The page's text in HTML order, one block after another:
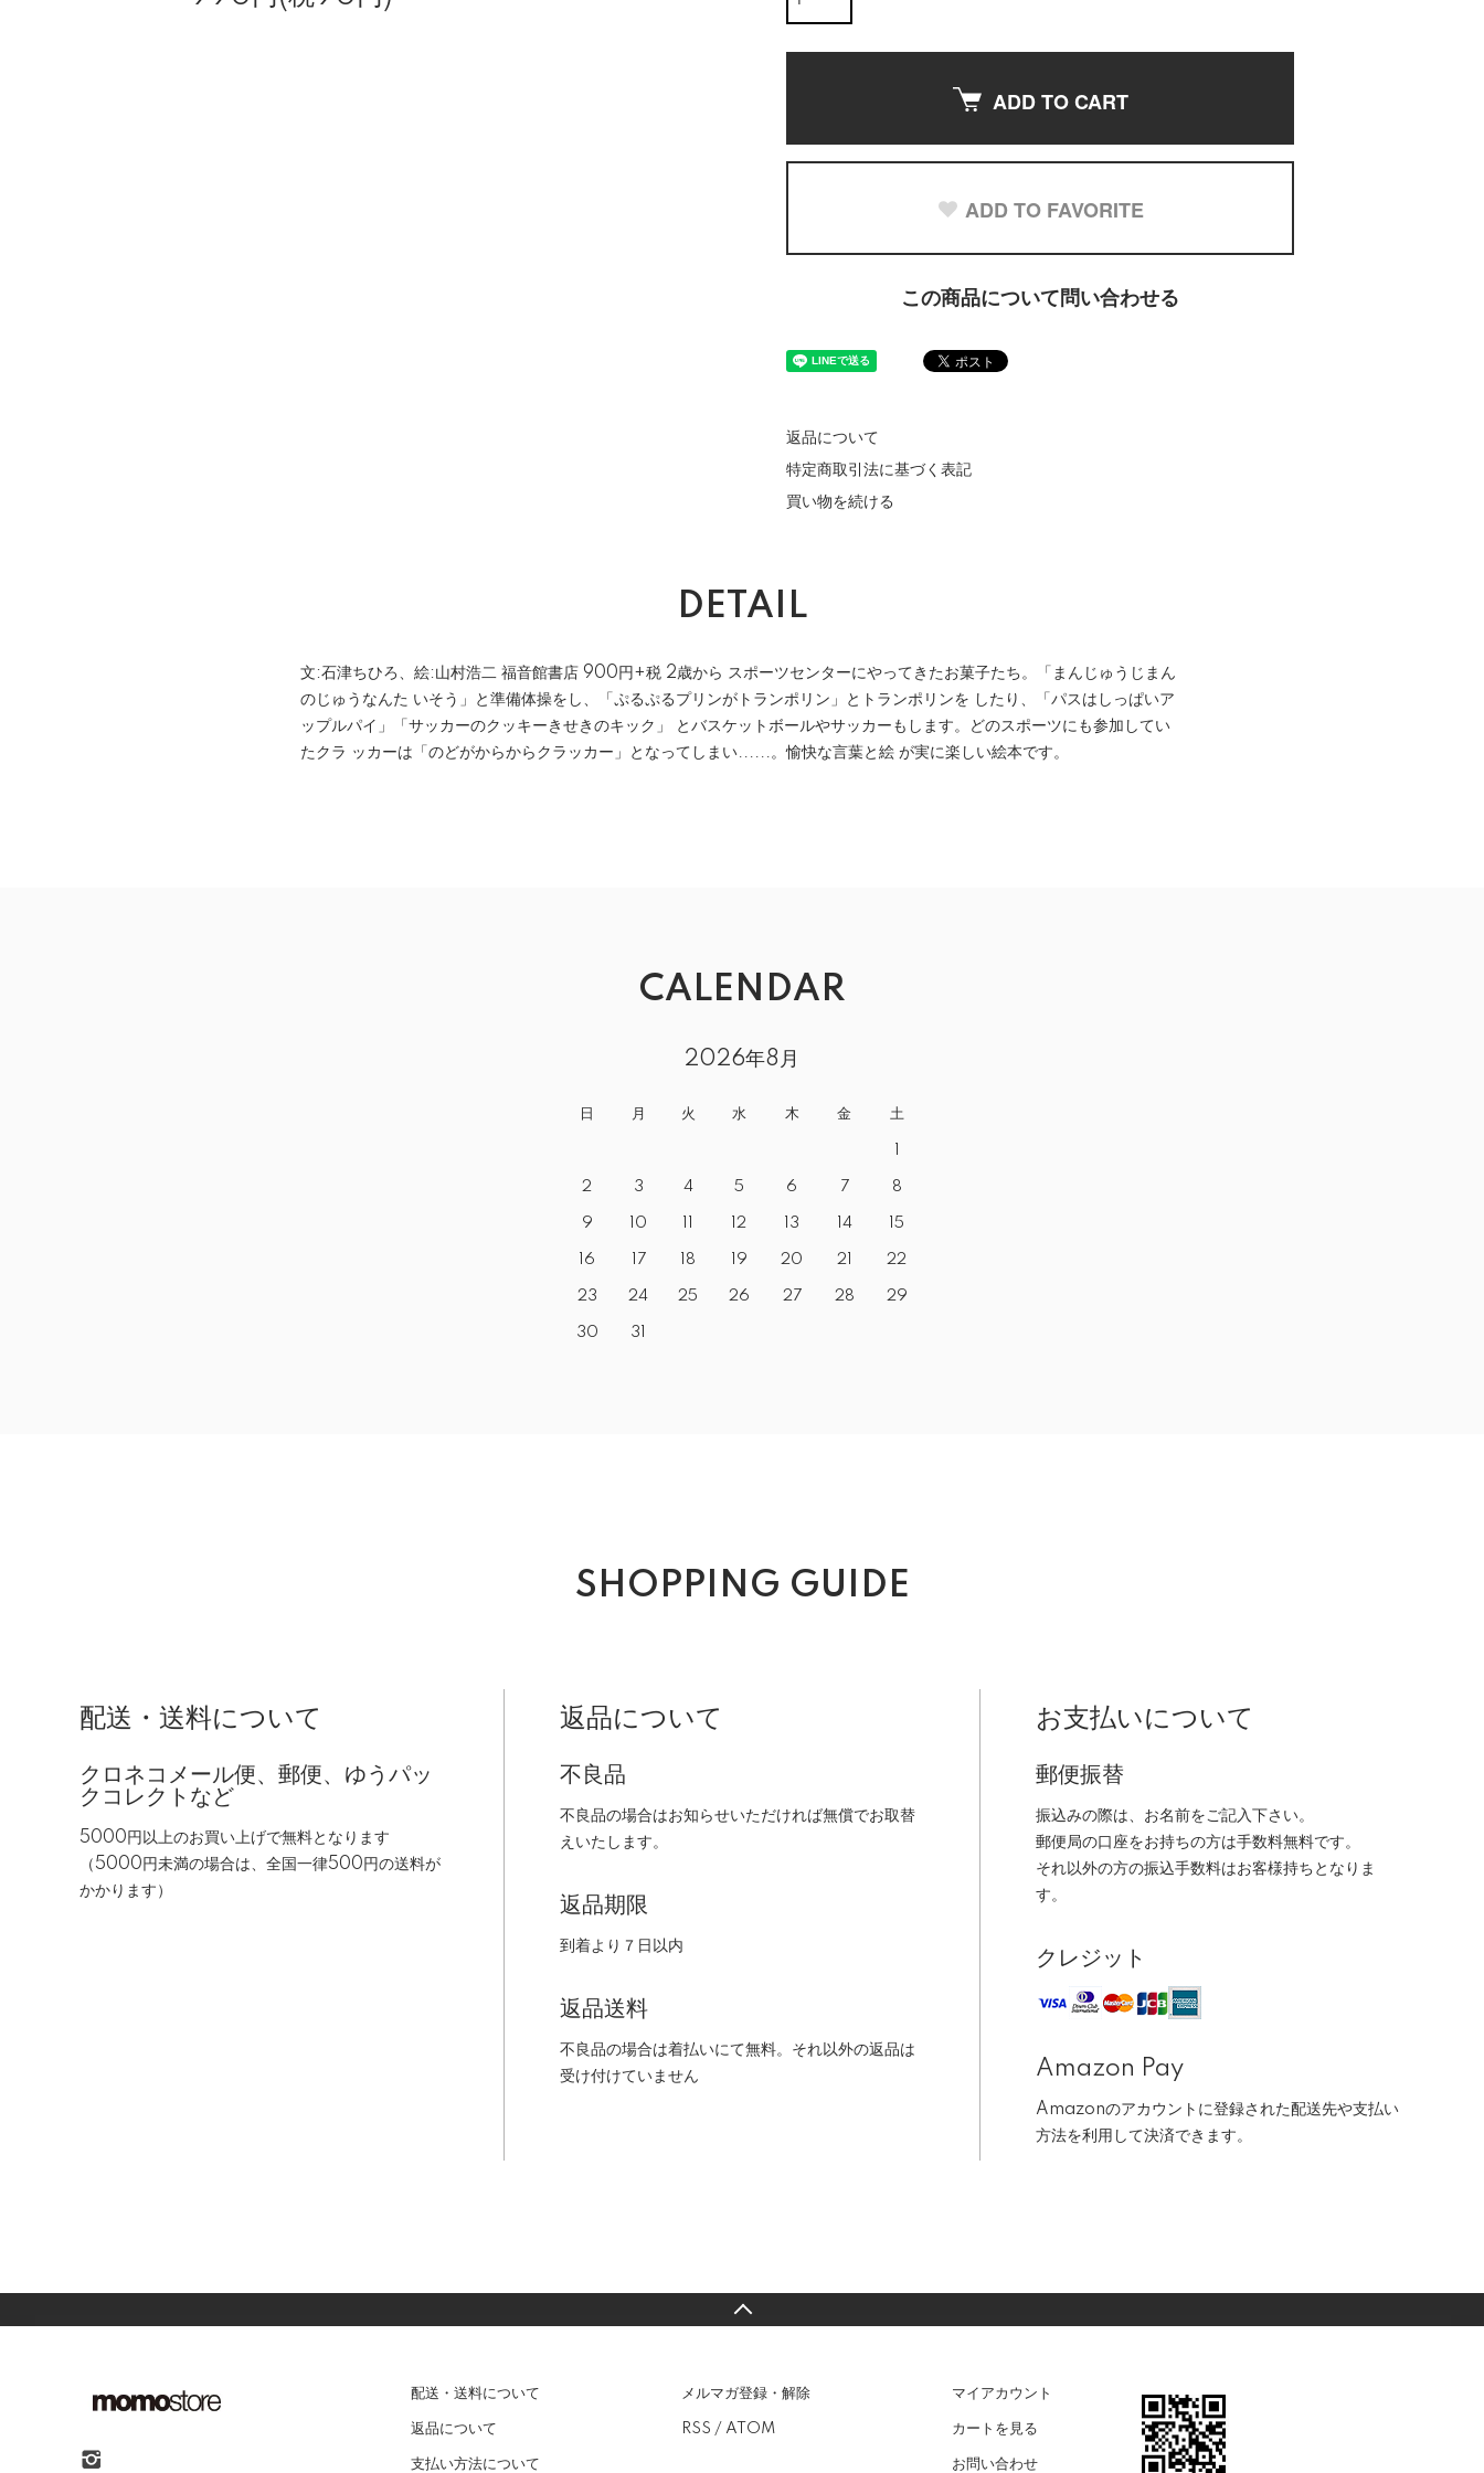
ADD TO CART
ADD TO FAVORITE
この商品について問い合わせる
返品について
特定商取引法に基づく表記
買い物を続ける
DETAIL
文:石津ちひろ、絵:山村浩二 福音館書店 900円+税 2歳から スポーツセンターにやってきたお菓子たち。「まんじゅうじまん
のじゅうなんた いそう」と準備体操をし、「ぷるぷるプリンがトランポリン」とトランポリンを したり、「パスはしっぱいア
ップルパイ」「サッカーのクッキーきせきのキック」 とバスケットボールやサッカーもします。どのスポーツにも参加してい
たクラ ッカーは「のどがからからクラッカー」となってしまい......。愉快な言葉と絵 が実に楽しい絵本です。
CALENDAR
2026年8月
日 月 火 水 木 金 土
2 3 4 5 6 7 8
9 10 12 13 14 15
16 17 18 19 20 21 22
23 24 25 26 27 28 29
30 31
SHOPPING GUIDE
配送・送料について
クロネコメール便、郵便、ゆうパッ
クコレクトなど
5000円以上のお買い上げで無料となります
（5000円未満の場合は、全国一律500円の送料が
かかります）
返品について
不良品
不良品の場合はお知らせいただければ無償でお取替
えいたします。
返品期限
到着より７日以内
返品送料
不良品の場合は着払いにて無料。それ以外の返品は
受け付けていません
お支払いについて
郵便振替
振込みの際は、お名前をご記入下さい。
郵便局の口座をお持ちの方は手数料無料です。
それ以外の方の振込手数料はお客様持ちとなりま
す。
クレジット
Amazon Pay
Amazonのアカウントに登録された配送先や支払い
方法を利用して決済できます。
配送・送料について
返品について
支払い方法について
メルマガ登録・解除
RSS / ATOM
マイアカウント
カートを見る
お問い合わせ